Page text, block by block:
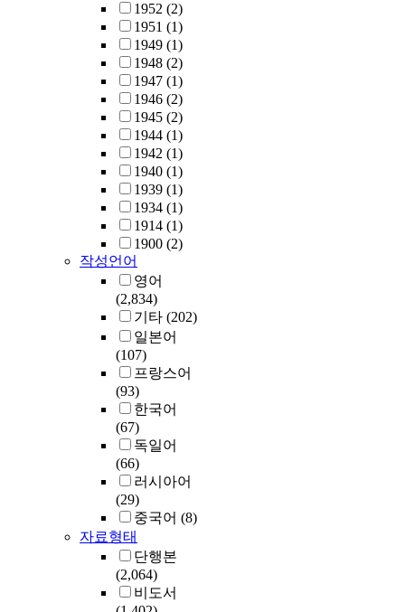
1952 (2)
1951 (1)
1949 (1)
1948 (2)
1947 (1)
1946 (2)
1945 (2)
1944 (1)
1942 (1)
1940 (1)
1939 (1)
1934 (1)
1914 (1)
1900 (2)
작성언어
영어
(2,834)
기타 (202)
일본어
(107)
프랑스어
(93)
한국어
(67)
독일어
(66)
러시아어
(29)
중국어 (8)
자료형태
단행본
(2,064)
비도서